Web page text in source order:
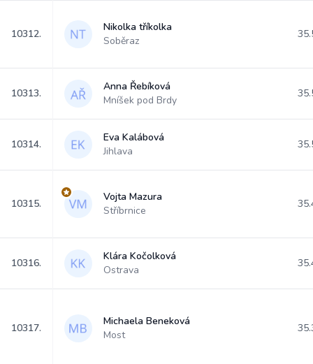
10312.
Nikolka tříkolka
Soběraz
10313.
Anna Řebíková
Mníšek pod Brdy
10314.
Eva Kalábová
Jihlava
10315.
Vojta Mazura
Stříbrnice
10316.
Klára Kočolková
Ostrava
10317.
Michaela Beneková
Most